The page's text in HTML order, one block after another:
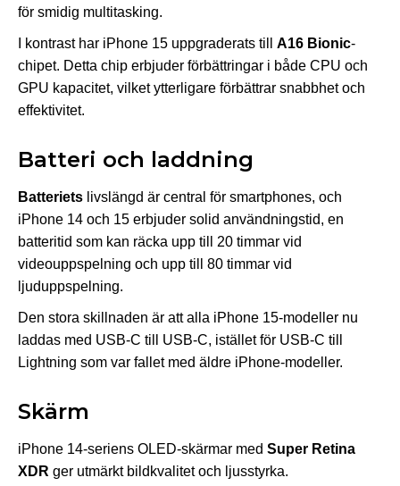
för smidig multitasking.
I kontrast har iPhone 15 uppgraderats till A16 Bionic-
chipet. Detta chip erbjuder förbättringar i både CPU och
GPU kapacitet, vilket ytterligare förbättrar snabbhet och
effektivitet.
Batteri och laddning
Batteriets livslängd är central för smartphones, och
iPhone 14 och 15 erbjuder solid användningstid, en
batteritid som kan räcka upp till 20 timmar vid
videouppspelning och upp till 80 timmar vid
ljuduppspelning.
Den stora skillnaden är att alla iPhone 15-modeller nu
laddas med USB-C till USB-C, istället för USB-C till
Lightning som var fallet med äldre iPhone-modeller.
Skärm
iPhone 14-seriens OLED-skärmar med Super Retina
XDR ger utmärkt bildkvalitet och ljusstyrka.